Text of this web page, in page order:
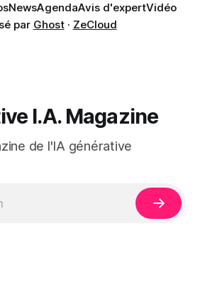
NewsAgendaAvis d'expertVidéo
par Ghost· ZeCloud
I.A. Magazine
de l'IA générative